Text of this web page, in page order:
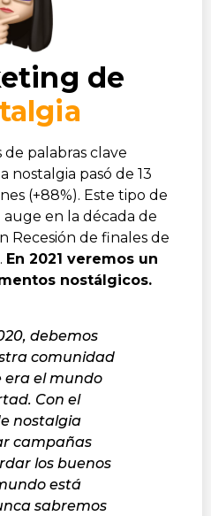
de palabras clave
nostalgia pasó de 13
(+88%). Este tipo de
en la década de
Recesión de finales de
En 2021 veremos un
nostálgicos.
debemos
comunidad
era el mundo
Con el
nostalgia
campañas
los buenos
está
sabremos
de